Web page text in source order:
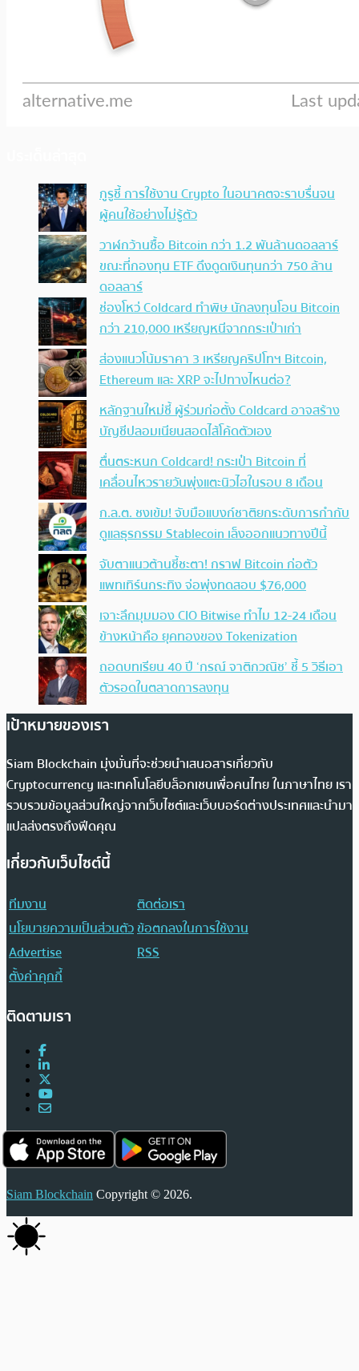
กูรูชี้ การใช้งาน Crypto ในอนาคตจะราบรื่นจน
ผู้คนใช้อย่างไม่รู้ตัว
วาฬกว้านซื้อ Bitcoin กว่า 1.2 พันล้านดอลลาร์
ขณะที่กองทุน ETF ดึงดูดเงินทุนกว่า 750 ล้าน
ดอลลาร์
ช่องโหว่ Coldcard ทำพิษ นักลงทุนโอน Bitcoin
กว่า 210,000 เหรียญหนีจากกระเป๋าเก่า
ส่องแนวโน้มราคา 3 เหรียญคริปโทฯ Bitcoin,
Ethereum และ XRP จะไปทางไหนต่อ?
หลักฐานใหม่ชี้ ผู้ร่วมก่อตั้ง Coldcard อาจสร้าง
บัญชีปลอมเนียนสอดไส้โค้ดตัวเอง
ตื่นตระหนก Coldcard! กระเป๋า Bitcoin ที่
เคลื่อนไหวรายวันพุ่งแตะนิวไฮในรอบ 8 เดือน
ก.ล.ต. ชงเข้ม! จับมือแบงก์ชาติยกระดับการกำกับ
ดูแลธุรกรรม Stablecoin เล็งออกแนวทางปีนี้
จับตาแนวต้านชี้ชะตา! กราฟ Bitcoin ก่อตัว
แพทเทิร์นกระทิง จ่อพุ่งทดสอบ $76,000
เจาะลึกมุมมอง CIO Bitwise ทำไม 12-24 เดือน
ข้างหน้าคือ ยุคทองของ Tokenization
ถอดบทเรียน 40 ปี ‘กรณ์ จาติกวณิช’ ชี้ 5 วิธีเอา
ตัวรอดในตลาดการลงทุน
เป้าหมายของเรา
Siam Blockchain มุ่งมั่นที่จะช่วยนำเสนอสารเกี่ยวกับ
Cryptocurrency และเทคโนโลยีบล็อกเชนเพื่อคนไทย ในภาษาไทย เรา
รวบรวมข้อมูลส่วนใหญ่จากเว็บไซต์และเว็บบอร์ดต่างประเทศและนำมา
แปลส่งตรงถึงฟีดคุณ
เกี่ยวกับเว็บไซต์นี้
ทีมงาน
ติดต่อเรา
นโยบายความเป็นส่วนตัวข้อตกลงในการใช้งาน
Advertise
RSS
ตั้งค่าคุกกี้
ติดตามเรา
Siam Blockchain Copyright © 2026.